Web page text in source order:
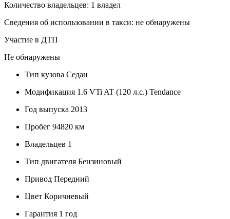
Количество владельцев: 1 владел
Сведения об использовании в такси: не обнаружены
Участие в ДТП
Не обнаружены
Тип кузова Седан
Модификация 1.6 VTi AT (120 л.с.) Tendance
Год выпуска 2013
Пробег 94820 км
Владельцев 1
Тип двигателя Бензиновый
Привод Передний
Цвет Коричневый
Гарантия 1 год